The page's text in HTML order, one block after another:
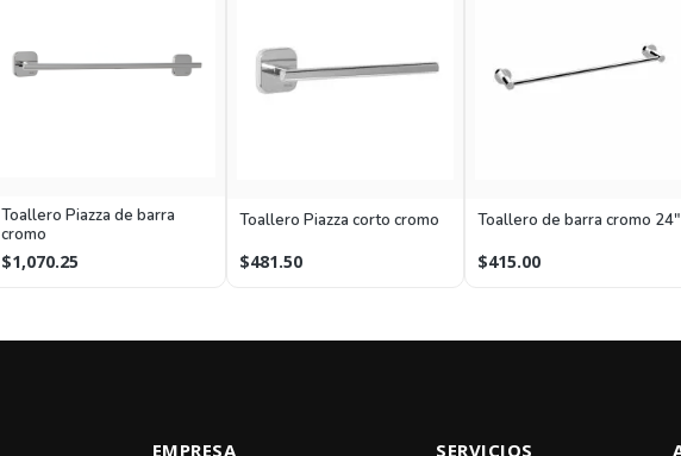
Toallero Piazza de barra
cromo
$1,070.25
Toallero Piazza corto cromo
$481.50
Toallero de barra cromo 24"
$415.00
EMPRESA SERVICIOS